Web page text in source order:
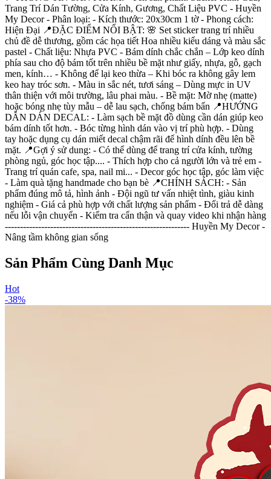
Trang Trí Dán Tường, Cửa Kính, Gương, Chất Liệu PVC - Huyền
My Decor - Phân loại: - Kích thước: 20x30cm 1 tờ - Phong cách:
Hiện Đại 📍ĐẶC ĐIỂM NỔI BẬT: 🌸 Set sticker trang trí nhiều
chủ đề dễ thương, gồm các họa tiết Hoa nhiều kiểu dáng và màu sắc
pastel - Chất liệu: Nhựa PVC - Bám dính chắc chắn – Lớp keo dính
phía sau cho độ bám tốt trên nhiều bề mặt như giấy, nhựa, gỗ, gạch
men, kính… - Không để lại keo thừa – Khi bóc ra không gây lem
keo hay tróc sơn. - Màu in sắc nét, tươi sáng – Dùng mực in UV
thân thiện với môi trường, lâu phai màu. - Bề mặt: Mờ nhẹ (matte)
hoặc bóng nhẹ tùy mẫu – dễ lau sạch, chống bám bẩn 📍HƯỚNG
DẪN DÁN DECAL: - Làm sạch bề mặt đồ dùng cần dán giúp keo
bám dính tốt hơn. - Bóc từng hình dán vào vị trí phù hợp. - Dùng
tay hoặc dụng cụ dán miết decal chậm rãi để hình dính đều lên bề
mặt. 📍Gợi ý sử dung: - Có thể dùng để trang trí cửa kính, tường
phòng ngủ, góc học tập.... - Thích hợp cho cả người lớn và trẻ em -
Trang trí quán cafe, spa, nail mi... - Decor góc học tập, góc làm việc
- Làm quà tặng handmade cho bạn bè 📍CHÍNH SÁCH: - Sản
phẩm đúng mô tả, hình ảnh - Đội ngũ tư vấn nhiệt tình, giàu kinh
nghiệm - Giá cả phù hợp với chất lượng sản phẩm - Đổi trả dễ dàng
nếu lỗi vận chuyển - Kiểm tra cẩn thận và quay video khi nhận hàng
------------------------------------------------------------- Huyền My Decor -
Nâng tầm không gian sống
Sản Phẩm Cùng Danh Mục
Hot
-38%